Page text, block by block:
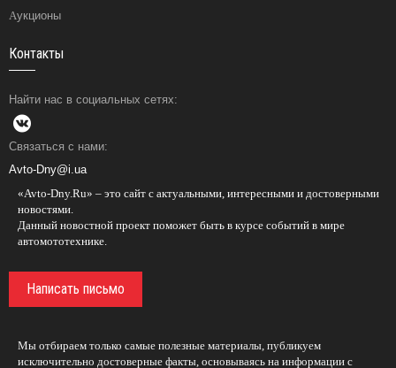
Аукционы
Контакты
Найти нас в социальных сетях:
Связаться с нами:
Avto-Dny@i.ua
«Avto-Dny.Ru» – это сайт с актуальными, интересными и достоверными
новостями.
Данный новостной проект поможет быть в курсе событий в мире
автомототехнике.
Написать письмо
Мы отбираем только самые полезные материалы, публикуем
исключительно достоверные факты, основываясь на информации с